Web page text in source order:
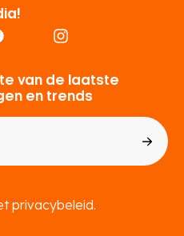
van de laatste
en trends
privacybeleid.